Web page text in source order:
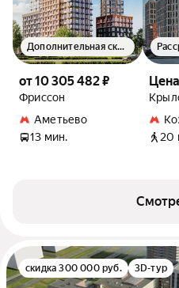
от 10 305 482 ₽
Фриссон
Аметьево
13 мин.
Дополнительная скидка 1.5%
20
скидка 300 000 руб. 3D-тур